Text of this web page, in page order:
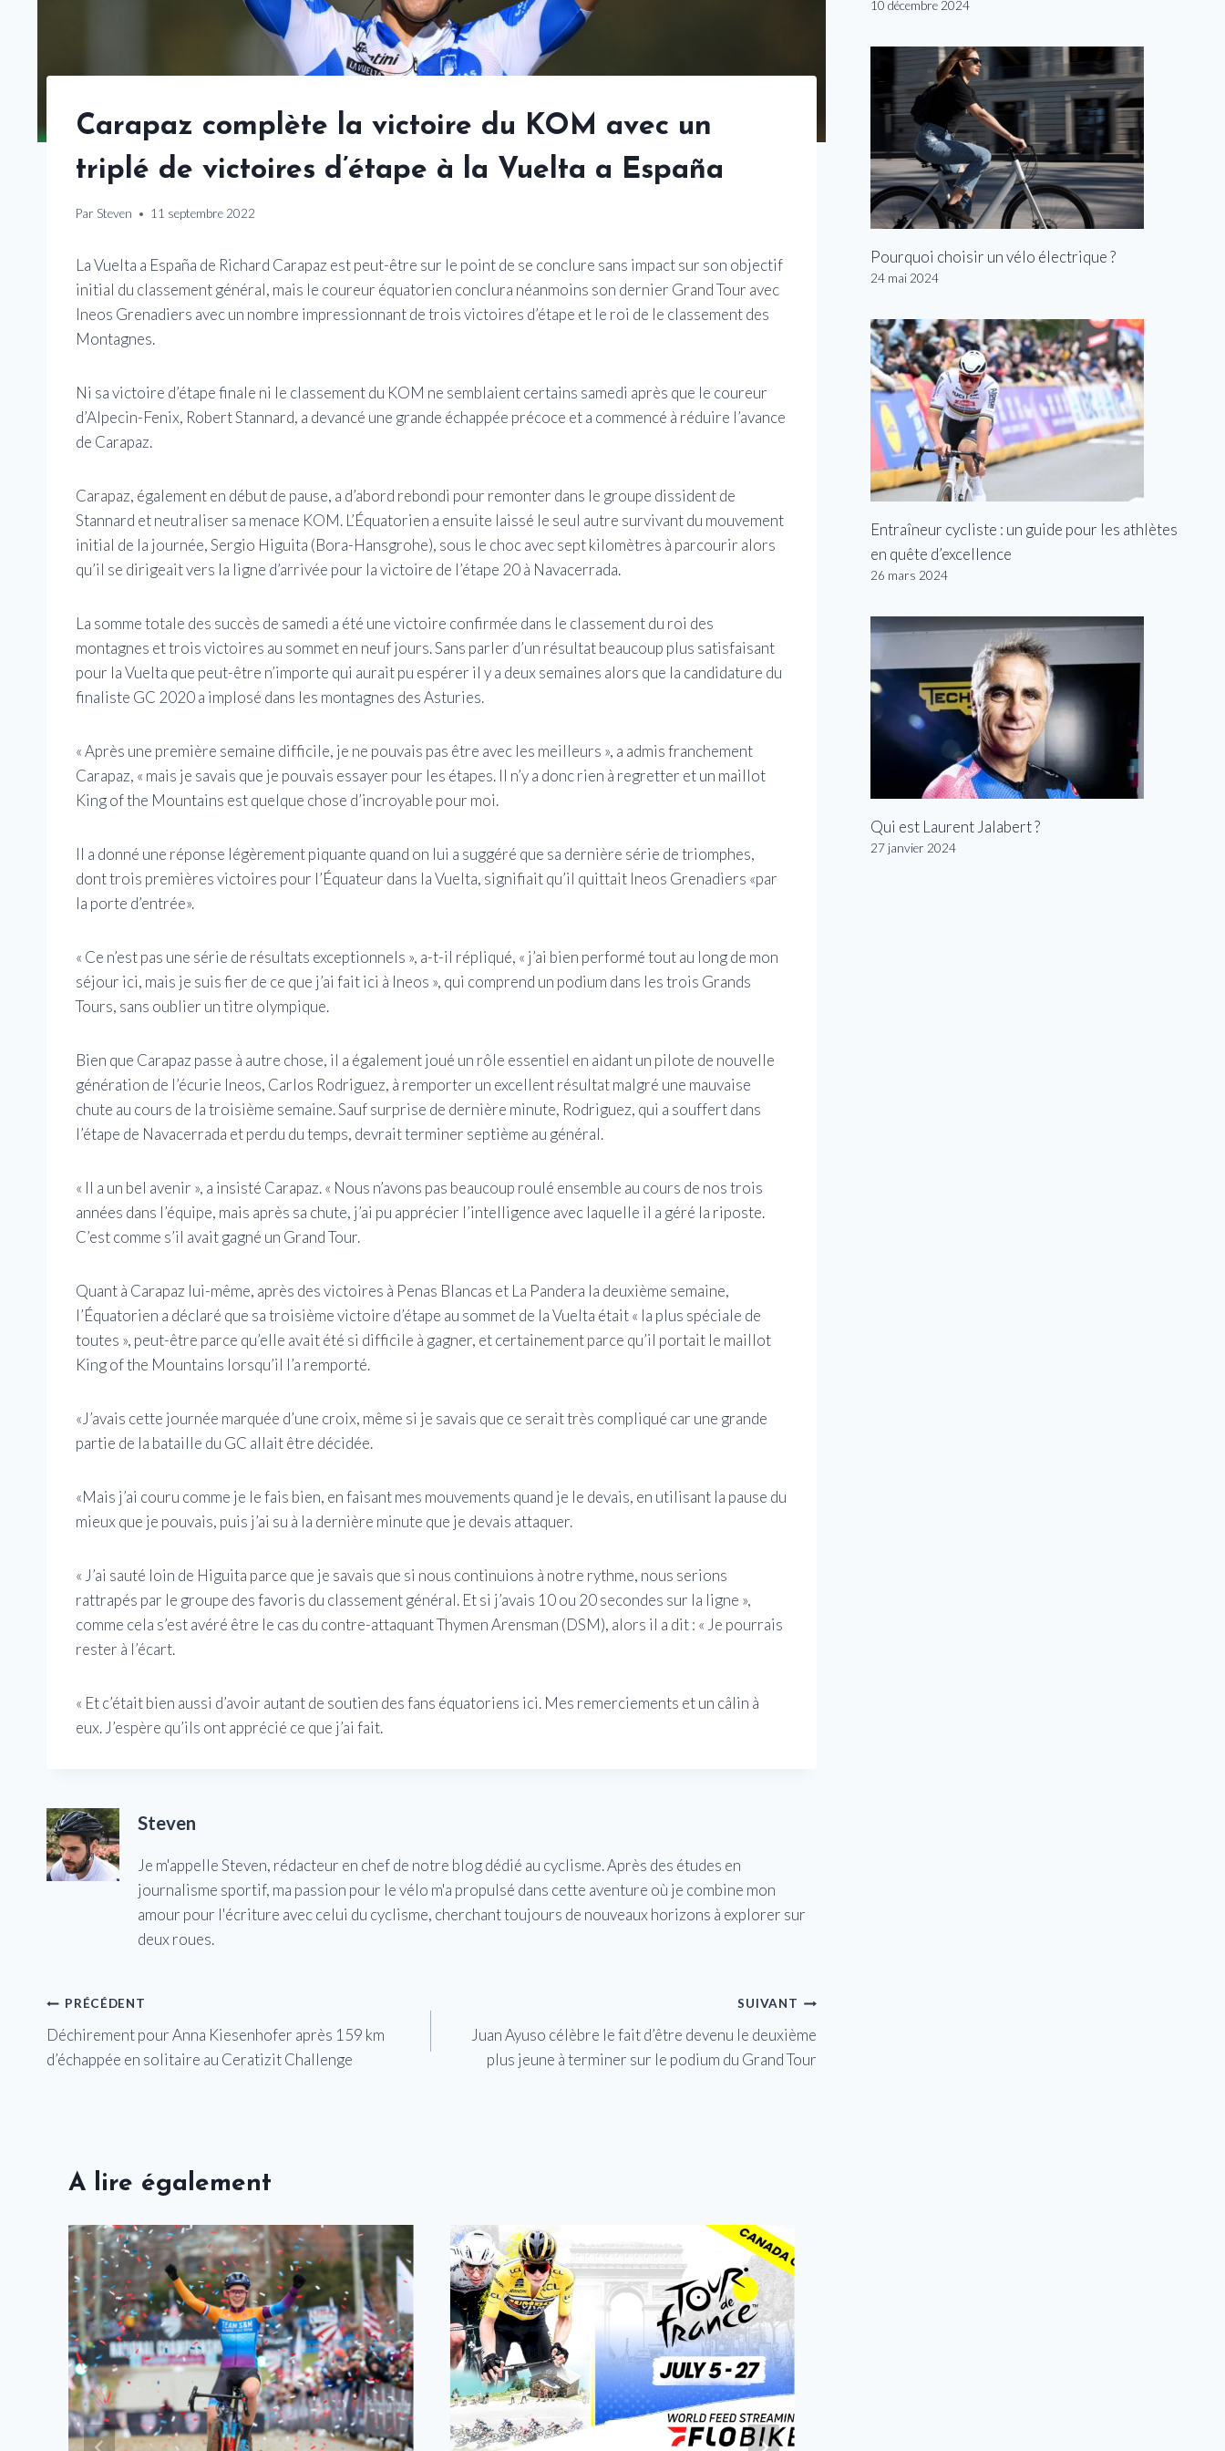
Carapaz complète la victoire du KOM avec un
triplé de victoires d’étape à la Vuelta a España
Par Steven 11 septembre 2022
La Vuelta a España de Richard Carapaz est peut-être sur le point de se conclure sans impact sur son objectif
initial du classement général, mais le coureur équatorien conclura néanmoins son dernier Grand Tour avec
Ineos Grenadiers avec un nombre impressionnant de trois victoires d’étape et le roi de le classement des
Montagnes.
Ni sa victoire d’étape finale ni le classement du KOM ne semblaient certains samedi après que le coureur
d’Alpecin-Fenix, Robert Stannard, a devancé une grande échappée précoce et a commencé à réduire l’avance
de Carapaz.
Carapaz, également en début de pause, a d’abord rebondi pour remonter dans le groupe dissident de
Stannard et neutraliser sa menace KOM. L’Équatorien a ensuite laissé le seul autre survivant du mouvement
initial de la journée, Sergio Higuita (Bora-Hansgrohe), sous le choc avec sept kilomètres à parcourir alors
qu’il se dirigeait vers la ligne d’arrivée pour la victoire de l’étape 20 à Navacerrada.
La somme totale des succès de samedi a été une victoire confirmée dans le classement du roi des
montagnes et trois victoires au sommet en neuf jours. Sans parler d’un résultat beaucoup plus satisfaisant
pour la Vuelta que peut-être n’importe qui aurait pu espérer il y a deux semaines alors que la candidature du
finaliste GC 2020 a implosé dans les montagnes des Asturies.
« Après une première semaine difficile, je ne pouvais pas être avec les meilleurs », a admis franchement
Carapaz, « mais je savais que je pouvais essayer pour les étapes. Il n’y a donc rien à regretter et un maillot
King of the Mountains est quelque chose d’incroyable pour moi.
Il a donné une réponse légèrement piquante quand on lui a suggéré que sa dernière série de triomphes,
dont trois premières victoires pour l’Équateur dans la Vuelta, signifiait qu’il quittait Ineos Grenadiers «par
la porte d’entrée».
« Ce n’est pas une série de résultats exceptionnels », a-t-il répliqué, « j’ai bien performé tout au long de mon
séjour ici, mais je suis fier de ce que j’ai fait ici à Ineos », qui comprend un podium dans les trois Grands
Tours, sans oublier un titre olympique.
Bien que Carapaz passe à autre chose, il a également joué un rôle essentiel en aidant un pilote de nouvelle
génération de l’écurie Ineos, Carlos Rodriguez, à remporter un excellent résultat malgré une mauvaise
chute au cours de la troisième semaine. Sauf surprise de dernière minute, Rodriguez, qui a souffert dans
l’étape de Navacerrada et perdu du temps, devrait terminer septième au général.
« Il a un bel avenir », a insisté Carapaz. « Nous n’avons pas beaucoup roulé ensemble au cours de nos trois
années dans l’équipe, mais après sa chute, j’ai pu apprécier l’intelligence avec laquelle il a géré la riposte.
C’est comme s’il avait gagné un Grand Tour.
Quant à Carapaz lui-même, après des victoires à Penas Blancas et La Pandera la deuxième semaine,
l’Équatorien a déclaré que sa troisième victoire d’étape au sommet de la Vuelta était « la plus spéciale de
toutes », peut-être parce qu’elle avait été si difficile à gagner, et certainement parce qu’il portait le maillot
King of the Mountains lorsqu’il l’a remporté.
«J’avais cette journée marquée d’une croix, même si je savais que ce serait très compliqué car une grande
partie de la bataille du GC allait être décidée.
«Mais j’ai couru comme je le fais bien, en faisant mes mouvements quand je le devais, en utilisant la pause du
mieux que je pouvais, puis j’ai su à la dernière minute que je devais attaquer.
« J’ai sauté loin de Higuita parce que je savais que si nous continuions à notre rythme, nous serions
rattrapés par le groupe des favoris du classement général. Et si j’avais 10 ou 20 secondes sur la ligne »,
comme cela s’est avéré être le cas du contre-attaquant Thymen Arensman (DSM), alors il a dit : « Je pourrais
rester à l’écart.
« Et c’était bien aussi d’avoir autant de soutien des fans équatoriens ici. Mes remerciements et un câlin à
eux. J’espère qu’ils ont apprécié ce que j’ai fait.
Steven
Je m'appelle Steven, rédacteur en chef de notre blog dédié au cyclisme. Après des études en
journalisme sportif, ma passion pour le vélo m'a propulsé dans cette aventure où je combine mon
amour pour l'écriture avec celui du cyclisme, cherchant toujours de nouveaux horizons à explorer sur
deux roues.
Navigation
de
PRÉCÉDENT
Déchirement pour Anna Kiesenhofer après 159 km
d’échappée en solitaire au Ceratizit Challenge
SUIVANT
Juan Ayuso célèbre le fait d’être devenu le deuxième
plus jeune à terminer sur le podium du Grand Tour
A lire également
10 décembre 2024
Pourquoi choisir un vélo électrique ?
24 mai 2024
Entraîneur cycliste : un guide pour les athlètes
en quête d’excellence
26 mars 2024
Qui est Laurent Jalabert ?
27 janvier 2024